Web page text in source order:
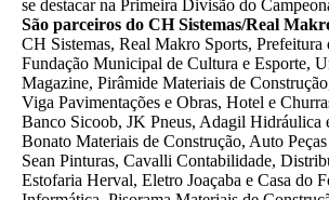
se destacar na Primeira Divisão do
São parceiros do CH Sistemas/Real
CH Sistemas, Real Makro Sports, Prefeitura
Fundação Municipal de Cultura e Esporte,
Magazine, Pirâmide Materiais de
Viga Pavimentações e Obras, Hotel e
Banco Sicoob, JK Pneus, Adagil Hidráulica
Bonato Materiais de Construção, Auto
Sean Pinturas, Cavalli Contabilidade,
Estofaria Herval, Eletro Joaçaba e Casa do